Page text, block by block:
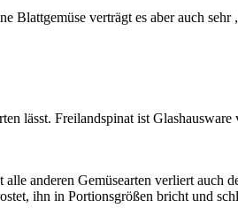
Blattgemüse verträgt es aber auch
lässt. Freilandspinat ist
anderen Gemüsearten verliert auch
ihn in Portionsgrößen bricht und